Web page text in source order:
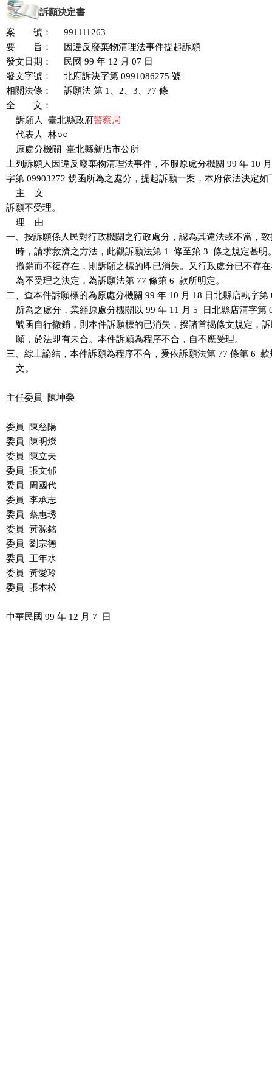
訴願決定書
案 號：
991111263
要 旨：
因違反廢棄物清理法事件提起訴願
發文日期：
民國 99 年 12 月 07 日
發文字號：
北府訴決字第 0991086275 號
相關法條：
訴願法 第 1、2、3、77 條
全 文：
    訴願人  臺北縣政府
警察局
代表人  林○○
    原處分機關  臺北縣新店市公所
上列訴願人因違反廢棄物清理法事件，不服原處分機關 99 年 10
字第 09903272 號函所為之處分，提起訴願一案，本府依法決定如
    主    文
訴願不受理。
    理    由
一、按訴願係人民對行政機關之行政處分，認為其違法或不當，
時，請求救濟之方法，此觀訴願法第 1  條至第 3  條之規定甚
撤銷而不復存在，則訴願之標的即已消失。又行政處分已不存
    為不受理之決定，為訴願法第 77 條第 6  款所明定。
二、查本件訴願標的為原處分機關 99 年 10 月 18 日北縣店執字第
所為之處分，業經原處分機關以 99 年 11 月 5  日北縣店清字
號函自行撤銷，則本件訴願標的已消失，揆諸首揭條文規定，
    願，於法即有未合。本件訴願為程序不合，自不應受理。
三、綜上論結，本件訴願為程序不合，爰依訴願法第 77 條第 6
    文。
主任委員  陳坤榮
委員  陳慈陽
委員  陳明燦
委員  陳立夫
委員  張文郁
委員  周國代
委員  李承志
委員  蔡惠琇
委員  黃源銘
委員  劉宗德
委員  王年水
委員  黃愛玲
委員  張本松